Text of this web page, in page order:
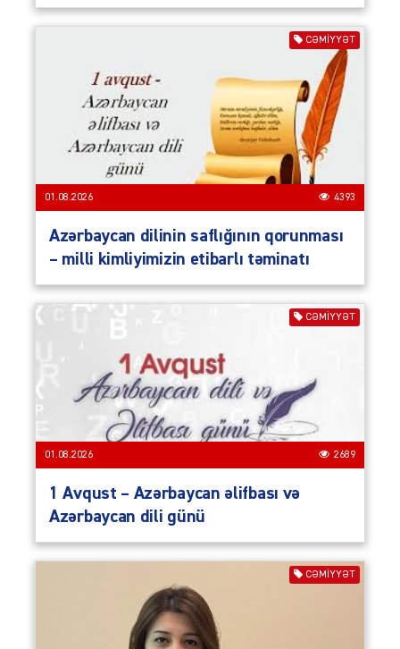
CƏMIYYƏT
01.08.2026 4393
Azərbaycan dilinin saflığının qorunması
– milli kimliyimizin etibarlı təminatı
CƏMIYYƏT
01.08.2026 2689
1 Avqust – Azərbaycan əlifbası və
Azərbaycan dili günü
CƏMIYYƏT